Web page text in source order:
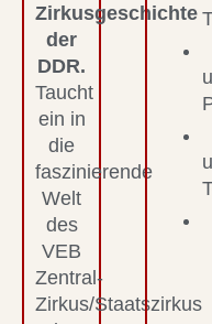
Zirkusgeschichte
der
DDR.
Taucht
ein in
die
faszinierende
Welt
des
VEB
Zentral-
Zirkus/Staatszirkus